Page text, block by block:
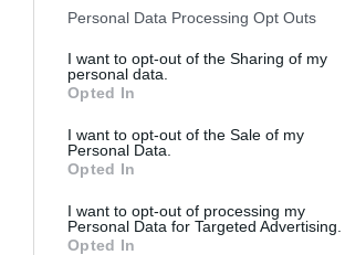
Personal Data Processing Opt Outs
I want to opt-out of the Sharing of my
personal data.
Opted In
I want to opt-out of the Sale of my
Personal Data.
Opted In
I want to opt-out of processing my
Personal Data for Targeted Advertising.
Opted In
LAISSER UN COMMENTAIRE
FAIRE UN DON
Soutenez Air Journal
développement !